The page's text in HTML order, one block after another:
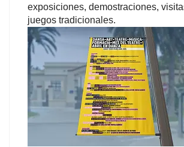
exposiciones, demostraciones,
juegos tradicionales.